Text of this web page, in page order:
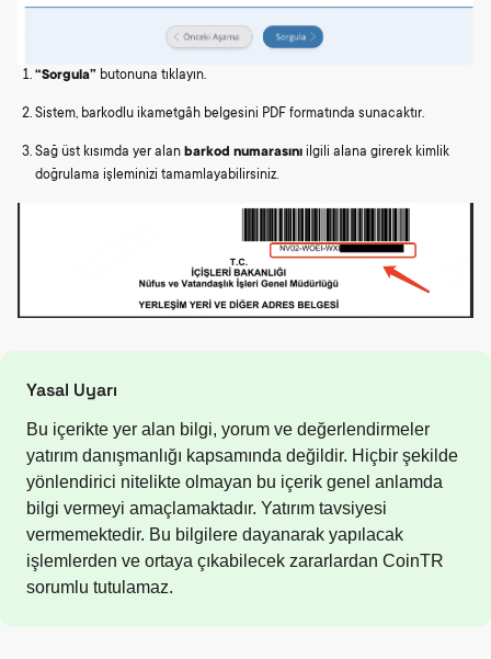
“Sorgula” butonuna tıklayın.
Sistem, barkodlu ikametgâh belgesini PDF formatında sunacaktır.
Sağ üst kısımda yer alan barkod numarasını ilgili alana girerek kimlik
doğrulama işleminizi tamamlayabilirsiniz.
Yasal Uyarı
Bu içerikte yer alan bilgi, yorum ve değerlendirmeler
yatırım danışmanlığı kapsamında değildir. Hiçbir şekilde
yönlendirici nitelikte olmayan bu içerik genel anlamda
bilgi vermeyi amaçlamaktadır. Yatırım tavsiyesi
vermemektedir. Bu bilgilere dayanarak yapılacak
işlemlerden ve ortaya çıkabilecek zararlardan CoinTR
sorumlu tutulamaz.